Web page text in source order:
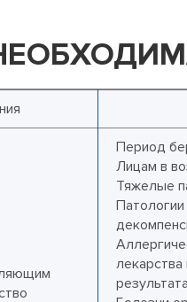
Период
Лицам в
Тяжелые